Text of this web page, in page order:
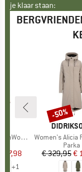
je klaar staan:
Coat
prijs
+1
MERK
Artikel
Women's Alicia
Parka
€ 329,95€
Korting
-50%